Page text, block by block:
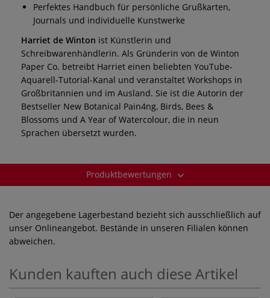
Perfektes Handbuch für persönliche Grußkarten,
Journals und individuelle Kunstwerke
Harriet de Winton ist Künstlerin und
Schreibwarenhändlerin. Als Gründerin von de Winton
Paper Co. betreibt Harriet einen beliebten YouTube-
Aquarell-Tutorial-Kanal und veranstaltet Workshops in
Großbritannien und im Ausland. Sie ist die Autorin der
Bestseller New Botanical Pain4ng, Birds, Bees &
Blossoms und A Year of Watercolour, die in neun
Sprachen übersetzt wurden.
Produktbewertungen
Der angegebene Lagerbestand bezieht sich ausschließlich auf
unser Onlineangebot. Bestände in unseren Filialen können
abweichen.
Kunden kauften auch diese Artikel